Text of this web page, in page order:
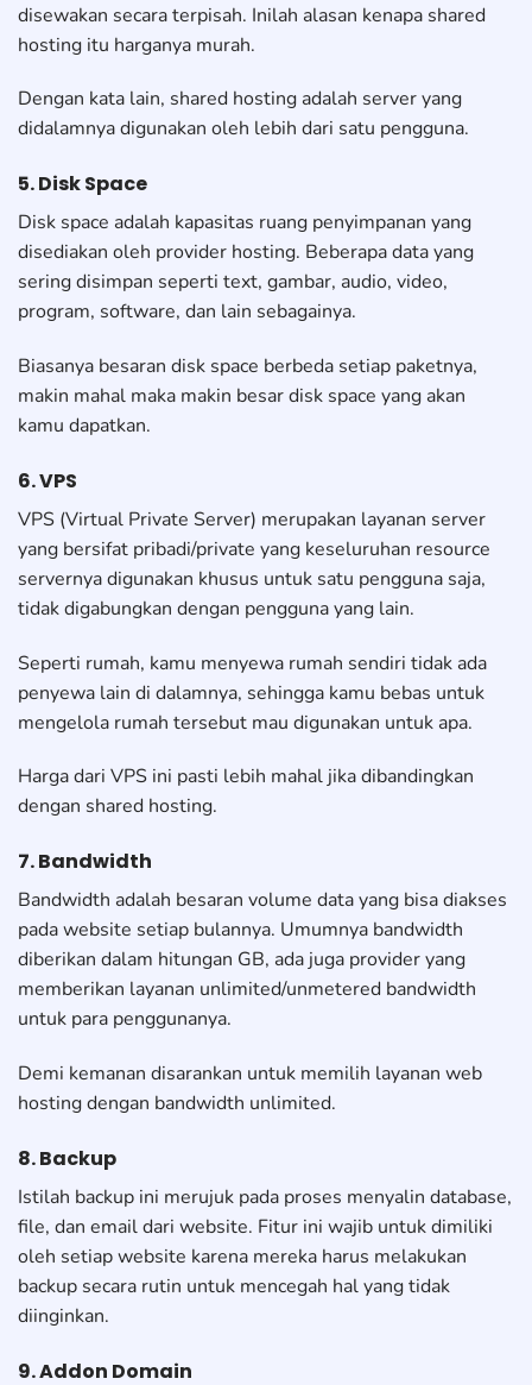
disewakan secara terpisah. Inilah alasan kenapa shared
hosting itu harganya murah.
Dengan kata lain, shared hosting adalah server yang
didalamnya digunakan oleh lebih dari satu pengguna.
5. Disk Space
Disk space adalah kapasitas ruang penyimpanan yang
disediakan oleh provider hosting. Beberapa data yang
sering disimpan seperti text, gambar, audio, video,
program, software, dan lain sebagainya.
Biasanya besaran disk space berbeda setiap paketnya,
makin mahal maka makin besar disk space yang akan
kamu dapatkan.
6. VPS
VPS (Virtual Private Server) merupakan layanan server
yang bersifat pribadi/private yang keseluruhan resource
servernya digunakan khusus untuk satu pengguna saja,
tidak digabungkan dengan pengguna yang lain.
Seperti rumah, kamu menyewa rumah sendiri tidak ada
penyewa lain di dalamnya, sehingga kamu bebas untuk
mengelola rumah tersebut mau digunakan untuk apa.
Harga dari VPS ini pasti lebih mahal jika dibandingkan
dengan shared hosting.
7. Bandwidth
Bandwidth adalah besaran volume data yang bisa diakses
pada website setiap bulannya. Umumnya bandwidth
diberikan dalam hitungan GB, ada juga provider yang
memberikan layanan unlimited/unmetered bandwidth
untuk para penggunanya.
Demi kemanan disarankan untuk memilih layanan web
hosting dengan bandwidth unlimited.
8. Backup
Istilah backup ini merujuk pada proses menyalin database,
file, dan email dari website. Fitur ini wajib untuk dimiliki
oleh setiap website karena mereka harus melakukan
backup secara rutin untuk mencegah hal yang tidak
diinginkan.
9. Addon Domain